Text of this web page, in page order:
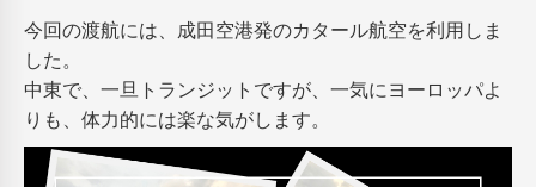
今回の渡航には、成田空港発のカタール航空を利用しま
した。
中東で、一旦トランジットですが、一気にヨーロッパよ
りも、体力的には楽な気がします。